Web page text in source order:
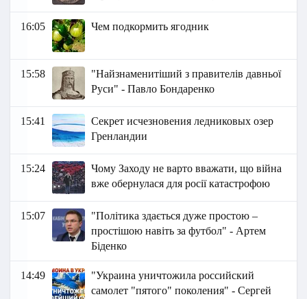
16:05 Чем подкормить ягодник
15:58
"Найзнаменитіший з правителів давньої
Руси" - Павло Бондаренко
15:41
Секрет исчезновения ледниковых озер
Гренландии
15:24
Чому Заходу не варто вважати, що війна
вже обернулася для росії катастрофою
15:07
"Політика здається дуже простою –
простішою навіть за футбол" - Артем
Біденко
14:49
"Украина уничтожила российский
самолет "пятого" поколения" - Сергей